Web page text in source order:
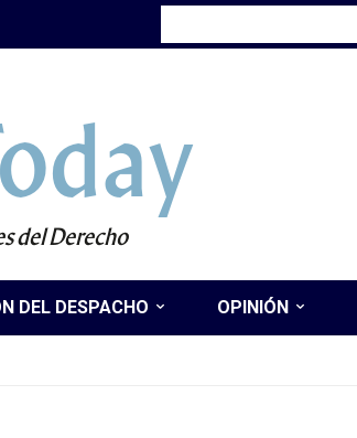
del Derecho
DEL DESPACHO OPINIÓN